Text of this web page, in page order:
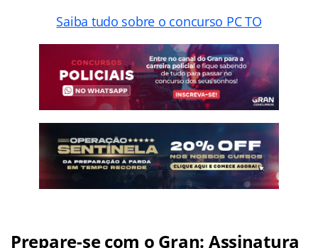
Saiba tudo sobre o concurso PC TO
Prepare-se com o Gran: Assinatura